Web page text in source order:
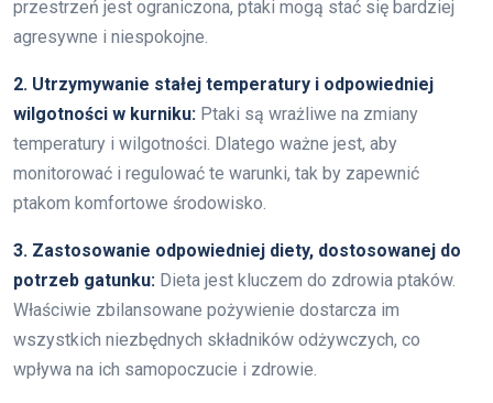
przestrzeń jest ograniczona, ptaki mogą stać się bardziej
agresywne i niespokojne.
2. Utrzymywanie stałej temperatury i odpowiedniej
wilgotności w kurniku: Ptaki są wrażliwe na zmiany
temperatury i wilgotności. Dlatego ważne jest, aby
monitorować i regulować te warunki, tak by zapewnić
ptakom komfortowe środowisko.
3. Zastosowanie odpowiedniej diety, dostosowanej do
potrzeb gatunku: Dieta jest kluczem do zdrowia ptaków.
Właściwie zbilansowane pożywienie dostarcza im
wszystkich niezbędnych składników odżywczych, co
wpływa na ich samopoczucie i zdrowie.